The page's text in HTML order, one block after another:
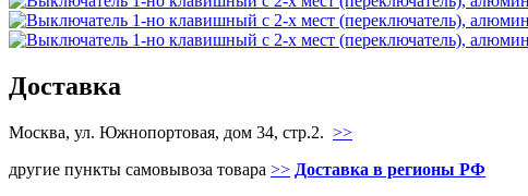
Доставка
Москва, ул. Южнопортовая, дом 34, стр.2. >>
другие пункты самовывоза товара >> Доставка в регионы РФ